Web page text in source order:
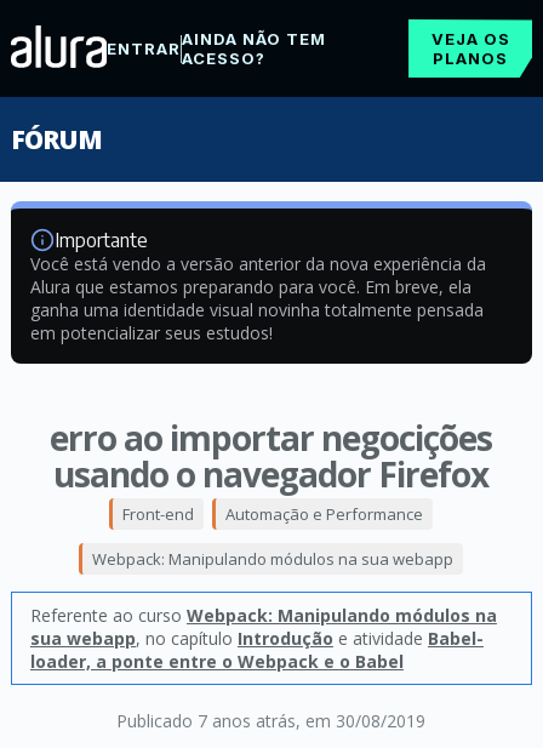
ENTRARAINDA NÃO TEM
ACESSO?
VEJA OS
PLANOS
FÓRUM
Importante
Você está vendo a versão anterior da nova experiência da
Alura que estamos preparando para você. Em breve, ela
ganha uma identidade visual novinha totalmente pensada
em potencializar seus estudos!
erro ao importar negocições
usando o navegador Firefox
Publicado 7 anos atrás, em 30/08/2019
Front-end Automação e Performance
Webpack: Manipulando módulos na sua webapp
Referente ao curso Webpack: Manipulando módulos na
sua webapp, no capítulo Introdução e atividade Babel-
loader, a ponte entre o Webpack e o Babel